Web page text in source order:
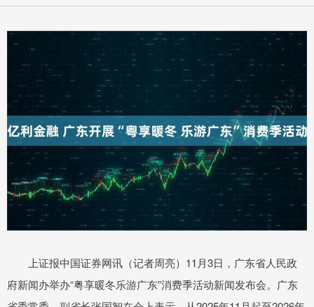
上证报中国证券网讯（记者周亮）11月3日，广东省人民政
府新闻办举办“粤享暖冬乐游广东”消费季活动新闻发布会。广东